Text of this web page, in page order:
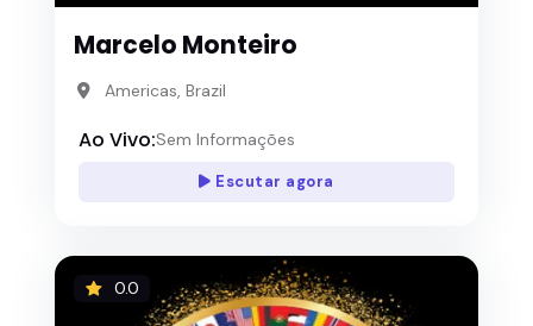
Marcelo Monteiro
Americas, Brazil
Ao Vivo:Sem Informações
Escutar agora
0.0